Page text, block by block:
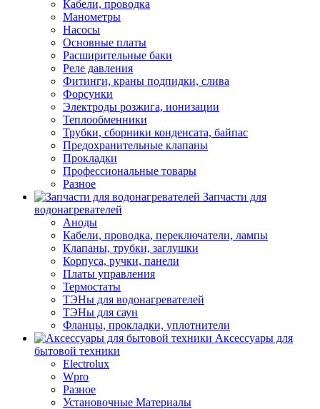
Кабели, проводка
Манометры
Насосы
Основные платы
Расширительные баки
Реле давления
Фитинги, краны подпидки, слива
Форсунки
Электроды розжига, ионизации
Теплообменники
Трубки, сборники конденсата, байпас
Предохранительные клапаны
Прокладки
Профессиональные товары
Разное
Запчасти для
водонагревателей
Аноды
Кабели, проводка, переключатели, лампы
Клапаны, трубки, заглушки
Корпуса, ручки, панели
Платы управления
Термостаты
ТЭНы для водонагревателей
ТЭНы для саун
Фланцы, прокладки, уплотнители
Аксессуары для
бытовой техники
Electrolux
Wpro
Разное
Установочные Материалы